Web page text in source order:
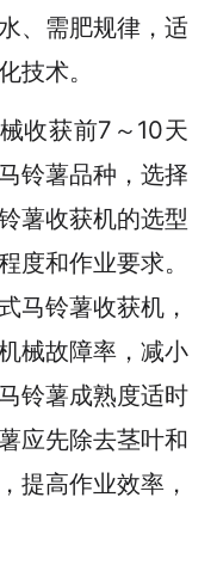
、需肥规律，适
技术。
收获前7～10天
铃薯品种，选择
薯收获机的选型
度和作业要求。
马铃薯收获机，
械故障率，减小
铃薯成熟度适时
应先除去茎叶和
提高作业效率，